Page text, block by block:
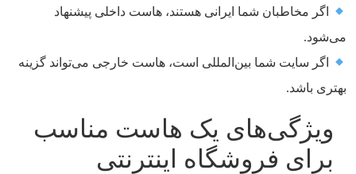
اگر مخاطبان شما ایرانی هستند، هاست داخلی پیشنهاد
می‌شود.
اگر سایت شما بین‌المللی است، هاست خارجی می‌تواند گزینه
بهتری باشد.
ویژگی‌های یک هاست مناسب
برای فروشگاه اینترنتی